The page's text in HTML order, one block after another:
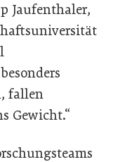
Jaufenthaler,
fallen
Gewicht.“